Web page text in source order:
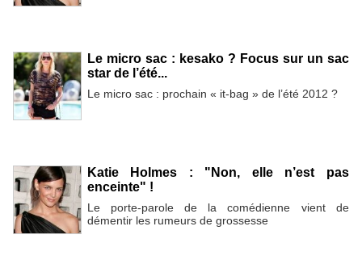
Le micro sac : kesako ? Focus sur un sac
star de l’été...
Le micro sac : prochain « it-bag » de l’été 2012 ?
Katie Holmes : "Non, elle n’est pas
enceinte" !
Le porte-parole de la comédienne vient de
démentir les rumeurs de grossesse